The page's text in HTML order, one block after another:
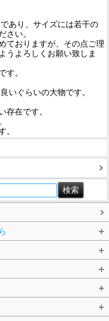
あり、サイズには若干の
さい。
ておりますが、その点ご理
うよろしくお願い致しま
す。
いぐらいの大物です。
存在です。
。